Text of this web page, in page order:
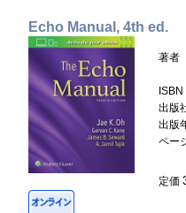
Echo Manual, 4th ed.
著者
ISBN
出版
出版
ペー
定価